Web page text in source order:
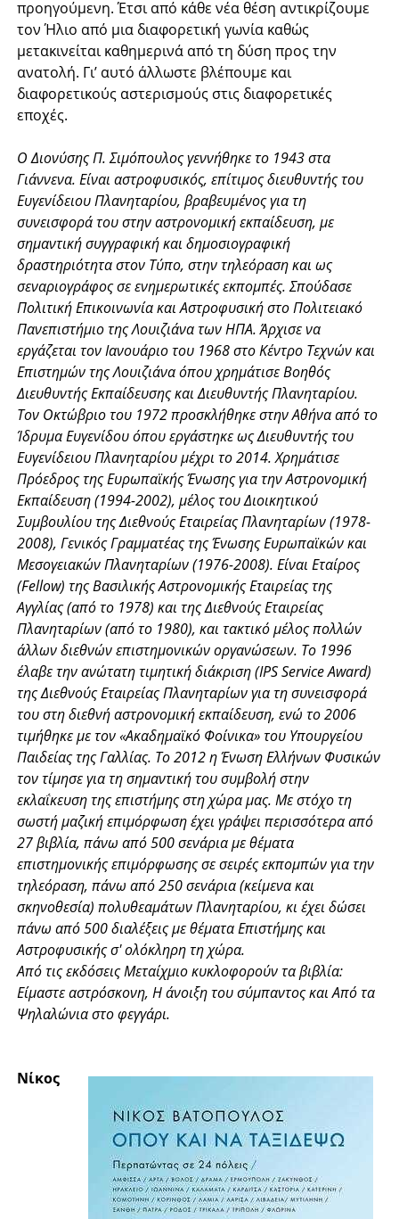
προηγούμενη. Έτσι από κάθε νέα θέση αντικρίζουμε
τον Ήλιο από μια διαφορετική γωνία καθώς
μετακινείται καθημερινά από τη δύση προς την
ανατολή. Γι’ αυτό άλλωστε βλέπουμε και
διαφορετικούς αστερισμούς στις διαφορετικές
εποχές.
Ο Διονύσης Π. Σιμόπουλος γεννήθηκε το 1943 στα
Γιάννενα. Είναι αστροφυσικός, επίτιμος διευθυντής του
Ευγενίδειου Πλανηταρίου, βραβευμένος για τη
συνεισφορά του στην αστρονομική εκπαίδευση, με
σημαντική συγγραφική και δημοσιογραφική
δραστηριότητα στον Τύπο, στην τηλεόραση και ως
σεναριογράφος σε ενημερωτικές εκπομπές. Σπούδασε
Πολιτική Επικοινωνία και Αστροφυσική στο Πολιτειακό
Πανεπιστήμιο της Λουιζιάνα των ΗΠΑ. Άρχισε να
εργάζεται τον Ιανουάριο του 1968 στο Κέντρο Τεχνών και
Επιστημών της Λουιζιάνα όπου χρημάτισε Βοηθός
Διευθυντής Εκπαίδευσης και Διευθυντής Πλανηταρίου.
Τον Οκτώβριο του 1972 προσκλήθηκε στην Αθήνα από το
Ίδρυμα Ευγενίδου όπου εργάστηκε ως Διευθυντής του
Ευγενίδειου Πλανηταρίου μέχρι το 2014. Χρημάτισε
Πρόεδρος της Ευρωπαϊκής Ένωσης για την Αστρονομική
Εκπαίδευση (1994-2002), μέλος του Διοικητικού
Συμβουλίου της Διεθνούς Εταιρείας Πλανηταρίων (1978-
2008), Γενικός Γραμματέας της Ένωσης Ευρωπαϊκών και
Μεσογειακών Πλανηταρίων (1976-2008). Είναι Εταίρος
(Fellow) της Βασιλικής Αστρονομικής Εταιρείας της
Αγγλίας (από το 1978) και της Διεθνούς Εταιρείας
Πλανηταρίων (από το 1980), και τακτικό μέλος πολλών
άλλων διεθνών επιστημονικών οργανώσεων. Το 1996
έλαβε την ανώτατη τιμητική διάκριση (IPS Service Award)
της Διεθνούς Εταιρείας Πλανηταρίων για τη συνεισφορά
του στη διεθνή αστρονομική εκπαίδευση, ενώ το 2006
τιμήθηκε με τον «Ακαδημαϊκό Φοίνικα» του Υπουργείου
Παιδείας της Γαλλίας. Το 2012 η Ένωση Ελλήνων Φυσικών
τον τίμησε για τη σημαντική του συμβολή στην
εκλαΐκευση της επιστήμης στη χώρα μας. Με στόχο τη
σωστή μαζική επιμόρφωση έχει γράψει περισσότερα από
27 βιβλία, πάνω από 500 σενάρια με θέματα
επιστημονικής επιμόρφωσης σε σειρές εκπομπών για την
τηλεόραση, πάνω από 250 σενάρια (κείμενα και
σκηνοθεσία) πολυθεαμάτων Πλανηταρίου, κι έχει δώσει
πάνω από 500 διαλέξεις με θέματα Επιστήμης και
Αστροφυσικής σ' ολόκληρη τη χώρα.
Από τις εκδόσεις Μεταίχμιο κυκλοφορούν τα βιβλία:
Είμαστε αστρόσκονη, Η άνοιξη του σύμπαντος και Από τα
Ψηλαλώνια στο φεγγάρι.
Νίκος